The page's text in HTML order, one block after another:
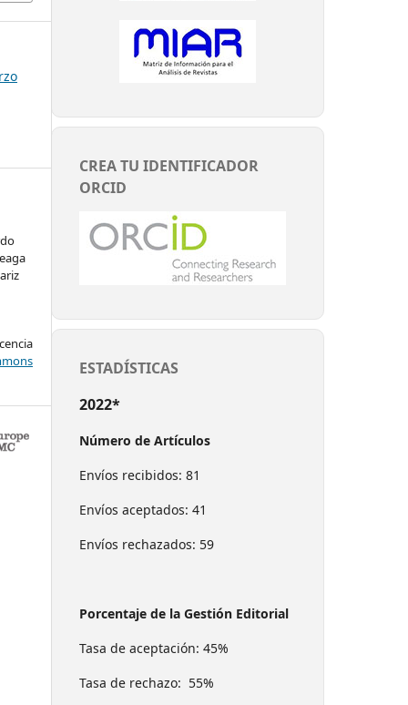
CREA TU IDENTIFICADOR
ORCID
ESTADÍSTICAS
2022*
Número de Artículos
Envíos recibidos: 81
Envíos aceptados: 41
Envíos rechazados: 59
Porcentaje de la Gestión Editorial
Tasa de aceptación: 45%
Tasa de rechazo: 55%